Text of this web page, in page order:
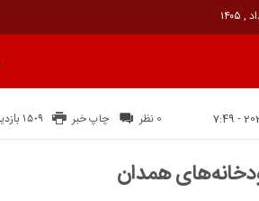
1509 بازدید چاپ خبر 0 نظر
همدان